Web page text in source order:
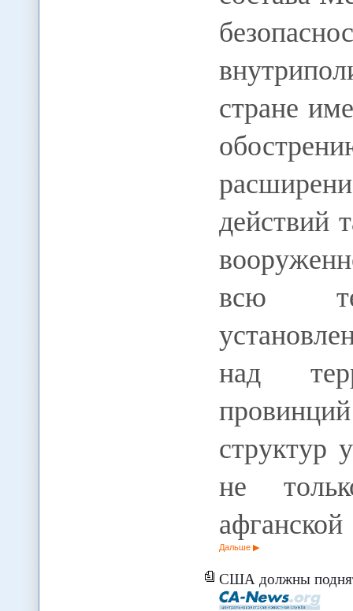
стране
действий
всю
над
структур
не
Дальше
США должны поднять вопрос с